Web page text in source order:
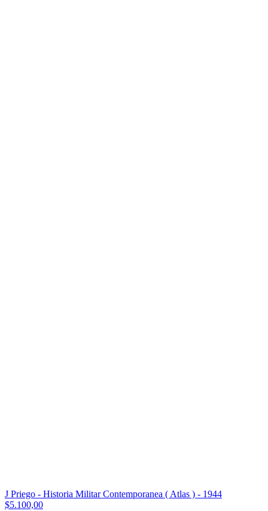
J Priego - Historia Militar Contemporanea ( Atlas ) - 1944
$5.100,00